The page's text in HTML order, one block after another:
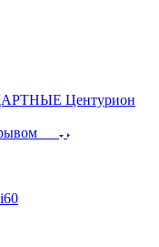
Центурион